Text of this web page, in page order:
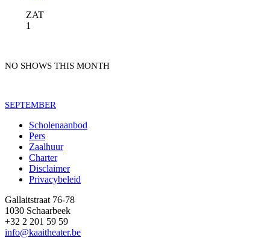
ZAT
1
NO SHOWS THIS MONTH
SEPTEMBER
Footer
Scholenaanbod
Pers
Zaalhuur
Charter
Disclaimer
Privacybeleid
Gallaitstraat 76-78
1030 Schaarbeek
+32 2 201 59 59
info@kaaitheater.be